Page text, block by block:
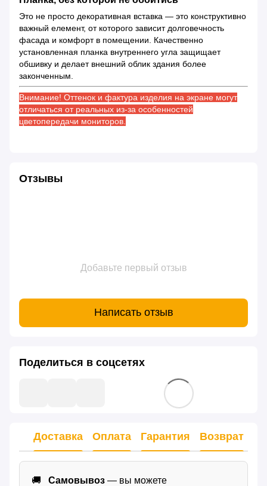
Это не просто декоративная вставка — это конструктивно
важный елемент, от которого зависит долговечность
фасада и комфорт в помещении. Качественно
установленная планка внутреннего угла защищает
обшивку и делает внешний облик здания более
законченным.
Внимание! Оттенок и фактура изделия на экране могут
отличаться от реальных из-за особенностей
цветопередачи мониторов.
Отзывы
Добавьте первый отзыв
Написать отзыв
Поделиться в соцсетях
Доставка Оплата Гарантия Возврат
Самовывоз — вы можете